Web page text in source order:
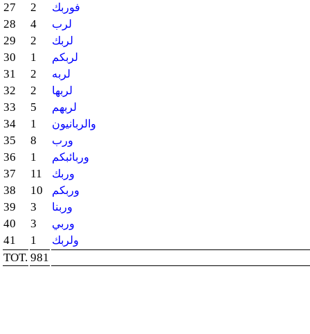
27 2 فوربك
28 4 لرب
29 2 لربك
30 1 لربكم
31 2 لربه
32 2 لربها
33 5 لربهم
34 1 والربانيون
35 8 ورب
36 1 وربائبكم
37 11 وربك
38 10 وربكم
39 3 وربنا
40 3 وربي
41 1 ولربك
TOT. 981